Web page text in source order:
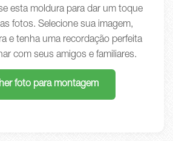
esta moldura para dar um toque
fotos. Selecione sua imagem,
e tenha uma recordação perfeita
com seus amigos e familiares.
foto para montagem